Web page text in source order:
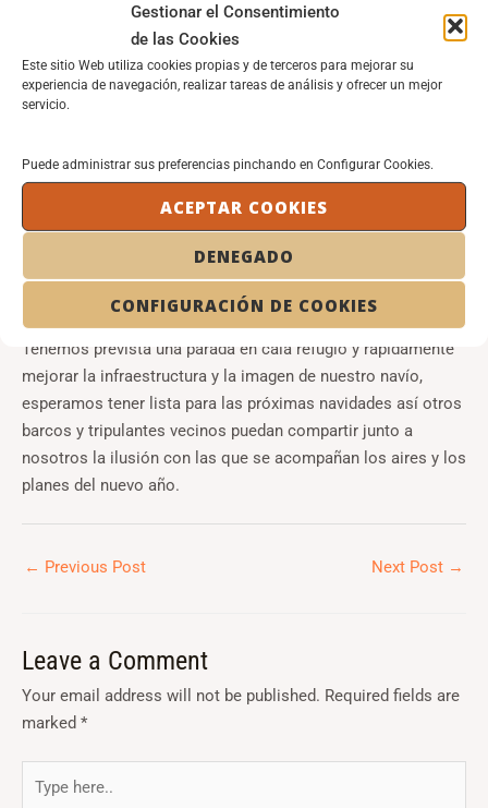
Gestionar el Consentimiento
de las Cookies
Este sitio Web utiliza cookies propias y de terceros para mejorar su
experiencia de navegación, realizar tareas de análisis y ofrecer un mejor
servicio.
Puede administrar sus preferencias pinchando en Configurar Cookies.
ACEPTAR COOKIES
DENEGADO
CONFIGURACIÓN DE COOKIES
cocinando para ellos un plato de receta ancestral, una
mañana se apoderó de la cocina y junto a la Guardiamarina
Noemí organizaron la manducatoria. Nos ha visitado un
Almirante de un buque farmacia, otro de un prestigioso
navegaciones tecnológicas, y un almirante de un buque
relojero de bandera Suiza. Todos los invitados satisfechos
con el agasajo nos han manifestado que esperan que se
repita y los deleite con otro de sus manjares. Tendrá que
inspirarse nuestro oficial porque se comenta por la cubierta
que tendrá que aprender rápidamente un plato para otro
banquete.
Tenemos prevista una parada en cala refugio y rápidamente
mejorar la infraestructura y la imagen de nuestro navío,
esperamos tener lista para las próximas navidades así otros
barcos y tripulantes vecinos puedan compartir junto a
nosotros la ilusión con las que se acompañan los aires y los
planes del nuevo año.
← Previous Post Next Post →
Leave a Comment
Your email address will not be published. Required fields are
marked *
here..